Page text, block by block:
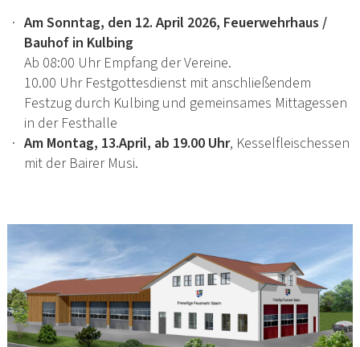
Am Sonntag, den 12. April 2026, Feuerwehrhaus /
Bauhof in Kulbing
Ab 08:00 Uhr Empfang der Vereine.
10.00 Uhr Festgottesdienst mit anschließendem
Festzug durch Kulbing und gemeinsames Mittagessen
in der Festhalle
Am Montag, 13.April, ab 19.00 Uhr, Kesselfleischessen
mit der Bairer Musi.